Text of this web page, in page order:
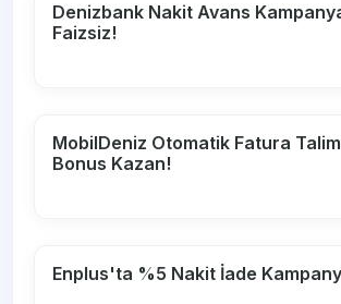
Denizbank Nakit Avans
Faizsiz!
MobilDeniz Otomatik Fatura
Bonus Kazan!
Enplus'ta %5 Nakit İade